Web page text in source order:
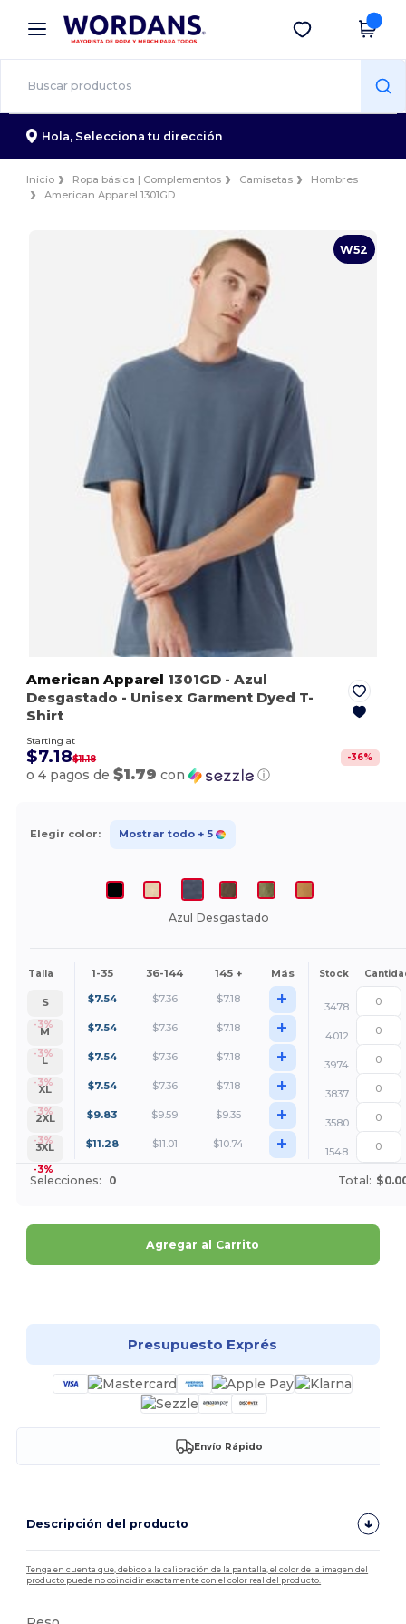
× App de Wordans
¡Mejores precios en app!
Descargar app
Hola, Selecciona tu dirección
Inicio Ropa básica | Complementos Camisetas
Hombres
American Apparel 1301GD
W52
American Apparel 1301GD - Azul
Desgastado - Unisex Garment Dyed T-
Shirt
Starting at
$7.18$11.18 -36%
o 4 pagos de$1.79 con ⓘ
Elegir color: Mostrar todo + 5
Azul Desgastado
Talla 1-35 36-144 145 + Más Stock
S
-3%
$7.54 $7.36 $7.18 +
3478
M
-3%
$7.54 $7.36 $7.18 +
4012
L
-3%
$7.54 $7.36 $7.18 +
3974
XL
-3%
$7.54 $7.36 $7.18 +
3837
2XL
-3%
$9.83 $9.59 $9.35 +
3580
3XL
-3%
$11.28 $11.01 $10.74 + 1548
Selecciones: 0 Total:
Agregar al Carrito
Presupuesto Exprés
Envío Rápido
Descripción del producto
Tenga en cuenta que, debido a la calibración de la pantalla, el color de la imagen del
producto puede no coincidir exactamente con el color real del producto.